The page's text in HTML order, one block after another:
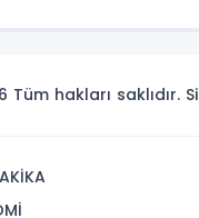
Tüm hakları saklıdır.